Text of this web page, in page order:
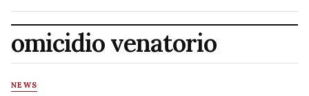
omicidio venatorio
NEWS